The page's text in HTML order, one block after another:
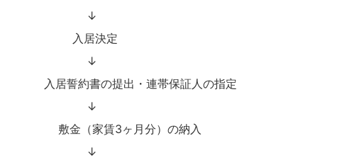
↓
入居決定
↓
入居誓約書の提出・連帯保証人の指定
↓
敷金（家賃3ヶ月分）の納入
↓